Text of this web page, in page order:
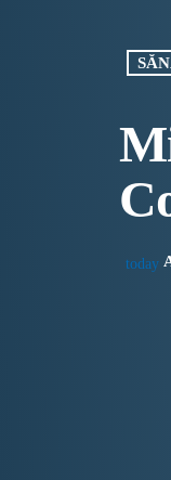
today